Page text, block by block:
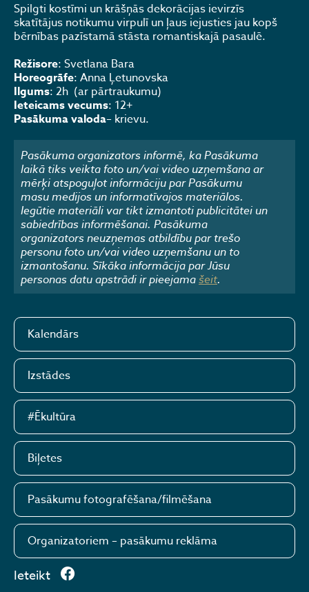
Spilgti kostīmi un krāšņās dekorācijas ievirzīs
skatītājus notikumu virpulī un ļaus iejusties jau kopš
bērnības pazīstamā stāsta romantiskajā pasaulē.
Režisore: Svetlana Bara
Horeogrāfe: Anna Ļetunovska
Ilgums: 2h (ar pārtraukumu)
Ieteicams vecums: 12+
Pasākuma valoda– krievu.
Pasākuma organizators informē, ka Pasākuma
laikā tiks veikta foto un/vai video uzņemšana ar
mērķi atspoguļot informāciju par Pasākumu
masu medijos un informatīvajos materiālos.
Iegūtie materiāli var tikt izmantoti publicitātei un
sabiedrības informēšanai. Pasākuma
organizators neuzņemas atbildību par trešo
personu foto un/vai video uzņemšanu un to
izmantošanu. Sīkāka informācija par Jūsu
personas datu apstrādi ir pieejamašeit.
Kalendārs
Izstādes
#Ēkultūra
Biļetes
Pasākumu fotografēšana/filmēšana
Organizatoriem – pasākumu reklāma
Ieteikt